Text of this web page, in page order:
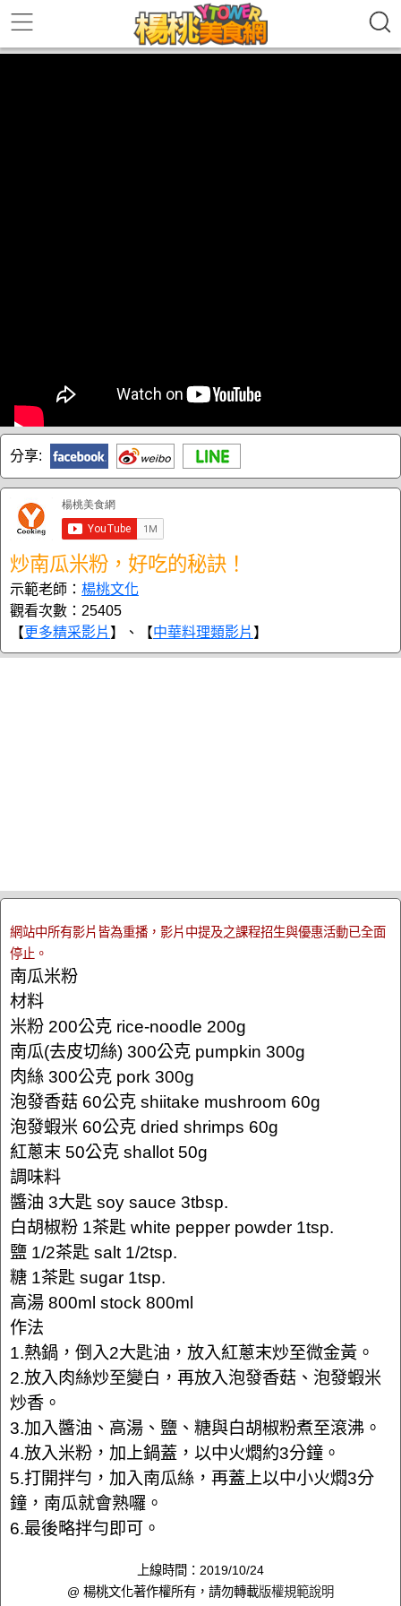
分享:
炒南瓜米粉，好吃的秘訣！
示範老師： 楊桃文化
觀看次數：25405
【更多精采影片 】、【中華料理類影片 】
網站中所有影片皆為重播，影片中提及之課程招生與優惠活動已全面
停止。
南瓜米粉
材料
米粉 200公克 rice-noodle 200g
南瓜(去皮切絲) 300公克 pumpkin 300g
肉絲 300公克 pork 300g
泡發香菇 60公克 shiitake mushroom 60g
泡發蝦米 60公克 dried shrimps 60g
紅蔥末 50公克 shallot 50g
調味料
醬油 3大匙 soy sauce 3tbsp.
白胡椒粉 1茶匙 white pepper powder 1tsp.
鹽 1/2茶匙 salt 1/2tsp.
糖 1茶匙 sugar 1tsp.
高湯 800ml stock 800ml
作法
1.熱鍋，倒入2大匙油，放入紅蔥末炒至微金黃。
2.放入肉絲炒至變白，再放入泡發香菇、泡發蝦米
炒香。
3.加入醬油、高湯、鹽、糖與白胡椒粉煮至滾沸。
4.放入米粉，加上鍋蓋，以中火燜約3分鐘。
5.打開拌勻，加入南瓜絲，再蓋上以中小火燜3分
鐘，南瓜就會熟囉。
6.最後略拌勻即可。
上線時間：2019/10/24
@ 楊桃文化著作權所有，請勿轉載版權規範說明